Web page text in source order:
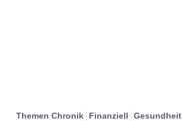
Themen Chronik Finanziell Gesundheit